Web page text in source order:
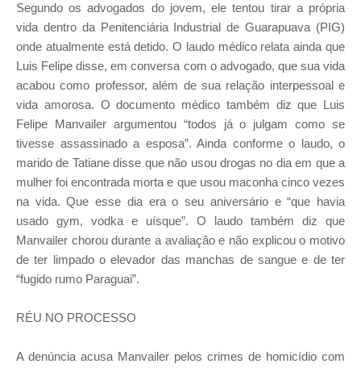
Segundo os advogados do jovem, ele tentou tirar a própria
vida dentro da Penitenciária Industrial de Guarapuava (PIG)
onde atualmente está detido. O laudo médico relata ainda que
Luis Felipe disse, em conversa com o advogado, que sua vida
acabou como professor, além de sua relação interpessoal e
vida amorosa. O documento médico também diz que Luis
Felipe Manvailer argumentou “todos já o julgam como se
tivesse assassinado a esposa”. Ainda conforme o laudo, o
marido de Tatiane disse que não usou drogas no dia em que a
mulher foi encontrada morta e que usou maconha cinco vezes
na vida. Que esse dia era o seu aniversário e “que havia
usado gym, vodka e uísque”. O laudo também diz que
Manvailer chorou durante a avaliação e não explicou o motivo
de ter limpado o elevador das manchas de sangue e de ter
“fugido rumo Paraguai”.
RÉU NO PROCESSO
A denúncia acusa Manvailer pelos crimes de homicídio com